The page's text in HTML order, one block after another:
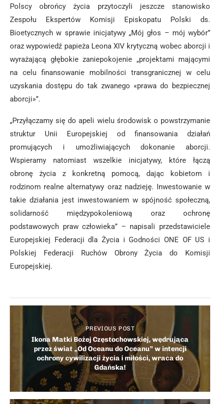
Polscy obrońcy życia przytoczyli jeszcze stanowisko
Zespołu Ekspertów Komisji Episkopatu Polski ds.
Bioetycznych w sprawie inicjatywy „Mój głos – mój wybór”
oraz wypowiedź papieża Leona XIV krytyczną wobec aborcji i
wyrażającą głębokie zaniepokojenie „projektami mającymi
na celu finansowanie mobilności transgranicznej w celu
uzyskania dostępu do tak zwanego «prawa do bezpiecznej
aborcji»”.
„Przyłączamy się do apeli wielu środowisk o powstrzymanie
struktur Unii Europejskiej od finansowania działań
promujących i umożliwiających dokonanie aborcji.
Wspieramy natomiast wszelkie inicjatywy, które łączą
obronę życia z konkretną pomocą, dając kobietom i
rodzinom realne alternatywy oraz nadzieję. Inwestowanie w
takie działania jest inwestowaniem w spójność społeczną,
solidarność międzypokoleniową oraz ochronę
podstawowych praw człowieka” – napisali przedstawiciele
Europejskiej Federacji dla Życia i Godności ONE OF US i
Polskiej Federacji Ruchów Obrony Życia do Komisji
Europejskiej.
PREVIOUS POST
Ikona Matki Bożej Częstochowskiej, wędrująca
przez świat „Od Oceanu do Oceanu” w intencji
ochrony cywilizacji życia i miłości, wraca do
Gdańska!